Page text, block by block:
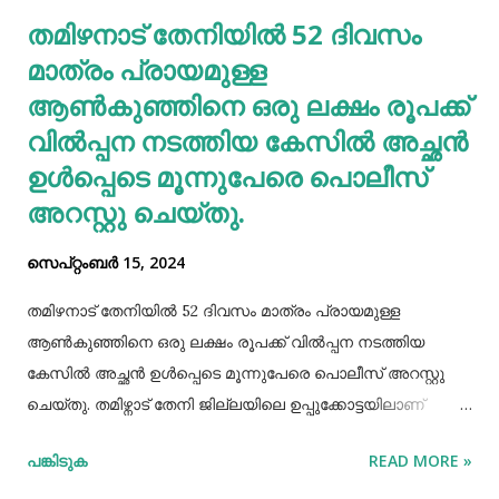
തടസപ്പെടുത്തും. നല്ല ഭക്ഷണം, വെള്ളം കുടിയ്ക്കുക, നല്ല
ഉറക്കം എന്നിവ മു...
തമിഴനാട് തേനിയില്‍ 52 ദിവസം
മാത്രം പ്രായമുള്ള
ആണ്‍കുഞ്ഞിനെ ഒരു ലക്ഷം രൂപക്ക്
വില്‍പ്പന നടത്തിയ കേസില്‍ അച്ഛൻ
ഉള്‍പ്പെടെ മൂന്നുപേരെ പൊലീസ്
അറസ്റ്റു ചെയ്തു.
സെപ്റ്റംബർ 15, 2024
തമിഴനാട് തേനിയില്‍ 52 ദിവസം മാത്രം പ്രായമുള്ള
ആണ്‍കുഞ്ഞിനെ ഒരു ലക്ഷം രൂപക്ക് വില്‍പ്പന നടത്തിയ
കേസില്‍ അച്ഛൻ ഉള്‍പ്പെടെ മൂന്നുപേരെ പൊലീസ് അറസ്റ്റു
ചെയ്തു. തമിഴ്നാട് തേനി ജില്ലയിലെ ഉപ്പുക്കോട്ടയിലാണ്
സ്വദേശികളായ ദമ്ബതികളുമാണ് അറസ്റ്റിലായത്. തേനി
പങ്കിടുക READ MORE »